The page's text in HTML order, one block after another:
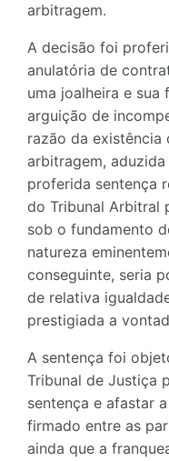
arbitragem.
A decisão foi
anulatória de
uma joalheira e sua
arguição de
razão da existência
arbitragem,
proferida sentença
do Tribunal Arbitral
sob o fundamento
natureza
conseguinte, seria
de relativa
prestigiada a
A sentença foi
Tribunal de Justiça
sentença e afastar
firmado entre as
ainda que a